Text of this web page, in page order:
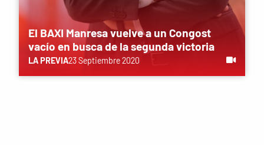
El BAXI Manresa vuelve a un Congost
vacío en busca de la segunda victoria
LA PREVIA23 Septiembre 2020